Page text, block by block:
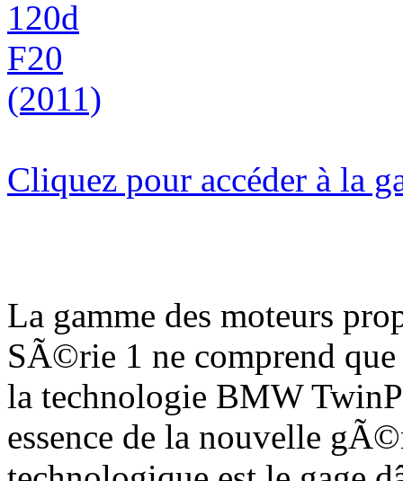
Cliquez pour accéder à la
La gamme des moteurs
SÃ©rie 1 ne comprend
la technologie BMW
essence de la nouvelle